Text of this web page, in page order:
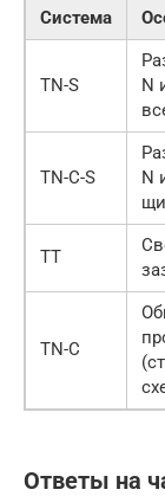
Система
TN-S
N
TN-C-S
N
TT
TN-C
Ответы на